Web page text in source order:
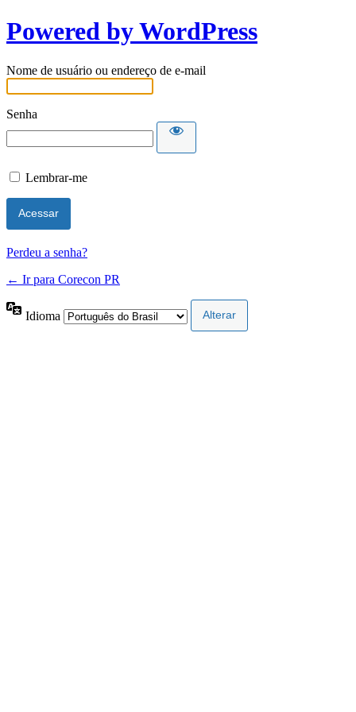
Powered by WordPress
Nome de usuário ou endereço de e-mail
Senha
Lembrar-me
Perdeu a senha?
← Ir para Corecon PR
Idioma